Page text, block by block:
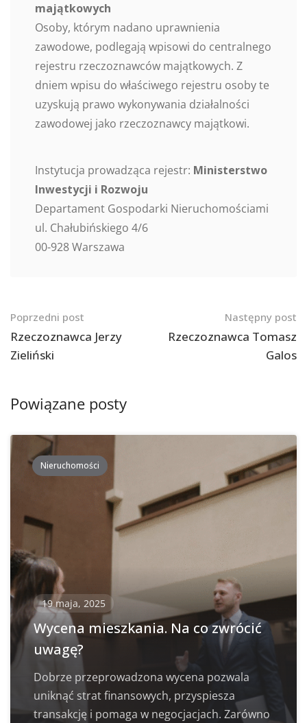
majątkowych
Osoby, którym nadano uprawnienia
zawodowe, podlegają wpisowi do centralnego
rejestru rzeczoznawców majątkowych. Z
dniem wpisu do właściwego rejestru osoby te
uzyskują prawo wykonywania działalności
zawodowej jako rzeczoznawcy majątkowi.
Instytucja prowadząca rejestr: Ministerstwo
Inwestycji i Rozwoju
Departament Gospodarki Nieruchomościami
ul. Chałubińskiego 4/6
00-928 Warszawa
Nawigacja
po
postach
Poprzedni post
Rzeczoznawca Jerzy
Zieliński
Następny post
Rzeczoznawca Tomasz
Galos
Powiązane posty
Nieruchomości
19 maja, 2025
Wycena mieszkania. Na co zwrócić
uwagę?
Dobrze przeprowadzona wycena pozwala
uniknąć strat finansowych, przyspiesza
transakcję i pomaga w negocjacjach. Zarówno